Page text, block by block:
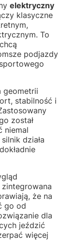
elektryczny
klasyczne
To
podjazdy
geometrii
stabilność i
został
niemal
działa
że na
go od
dla
jeździć
więcej